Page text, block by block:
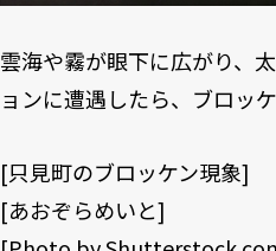
雲海や霧が眼下に広がり、
ョンに遭遇したら、ブロッ
[只見町のブロッケン現象]
[あおぞらめいと]